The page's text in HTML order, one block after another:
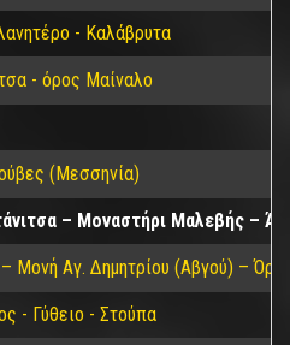
- Καλάβρυτα
- όρος Μαίναλο
(Μεσσηνία)
– Μοναστήρι Μαλεβής –
Μονή Αγ. Δημητρίου (Αβγού) –
- Γύθειο - Στούπα